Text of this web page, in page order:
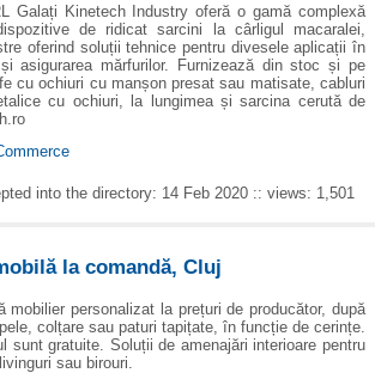
Galați Kinetech Industry oferă o gamă complexă
de ridicat sarcini la cârligul macaralei,
oferind soluții tehnice pentru divesele aplicații în
asigurarea mărfurilor. Furnizează din stoc și pe
cu ochiuri cu manșon presat sau matisate, cabluri
cu ochiuri, la lungimea și sarcina cerută de
into the directory: 14 Feb 2020 :: views: 1,501
la comandă, Cluj
mobilier personalizat la prețuri de producător, după
colțare sau paturi tapițate, în funcție de cerințe.
sunt gratuite. Soluții de amenajări interioare pentru
sau birouri.